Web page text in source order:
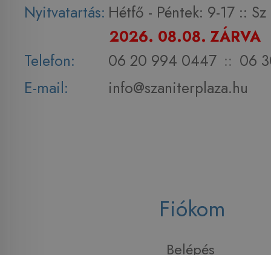
Nyitvatartás: Hétfő - Péntek: 9-17 :: Sz
2026. 08.08. ZÁRVA
Telefon:
06 20 994 0447 :: 06
E-mail:
info@szaniterplaza.hu
Fiókom
Belépés